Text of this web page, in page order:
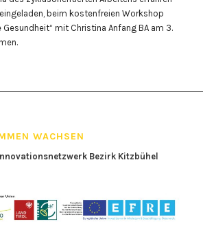
beim kostenfreien Workshop
mit Christina Anfang BA am 3.
WACHSEN
Bezirk Kitzbühel